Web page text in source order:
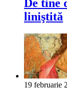
De tine
liniştită
19 februarie